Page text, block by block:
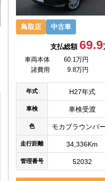
鳥取店 中古車
支払総額 69.9
車両本体
60.1万円
諸費用
9.8万円
年式 H27年式
車検 車検受渡
色 モカブラウンパ
走行距離 34,336Km
管理番号 52032